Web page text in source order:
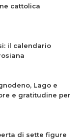
cattolica
il calendario
Lago e
e gratitudine per
di sette figure